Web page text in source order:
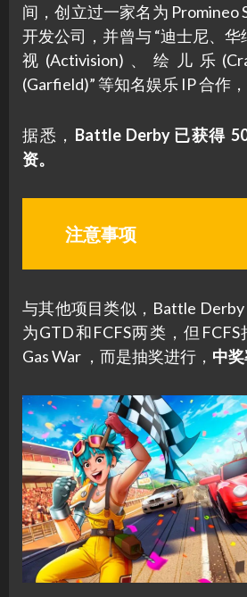
间，创立过一家名为 Promineo
开发公司，并曾与 “迪士尼、
视(Activision)、绘儿乐
(Garfield)” 等知名娱乐 IP 合作
据悉， Battle Derby 已获得
资。
注意事项
与其他项目类似，Battle
为GTD和FCFS两类，但
Gas War ，而是抽奖进行， 中